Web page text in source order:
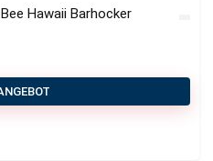
Hawaii Barhocker